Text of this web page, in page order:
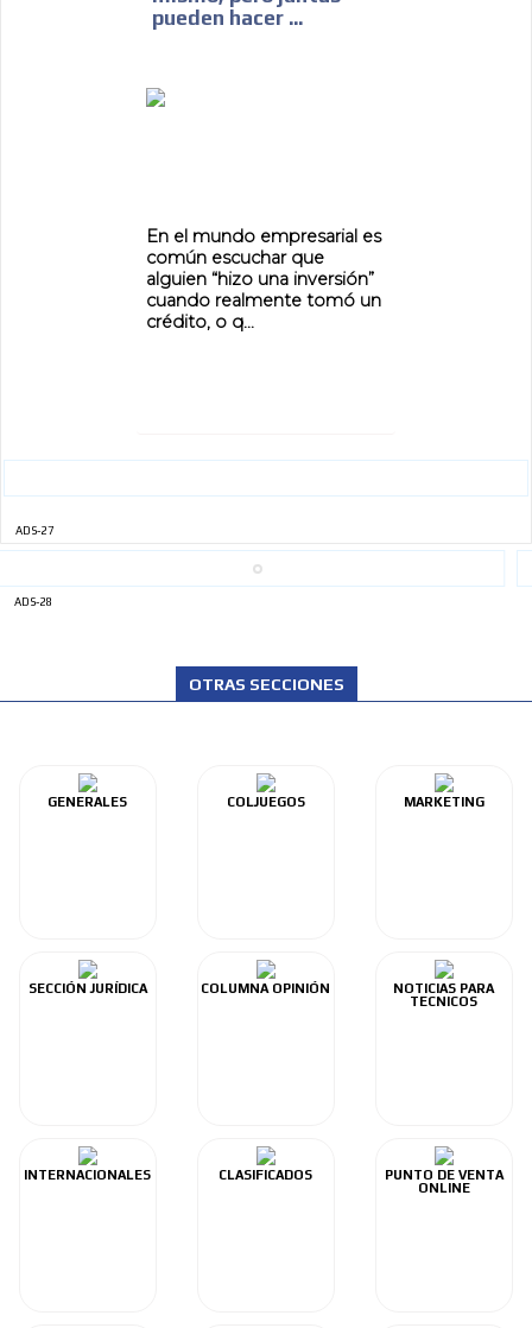
pueden hacer ...
En el mundo empresarial es
común escuchar que
alguien “hizo una inversión”
cuando realmente tomó un
crédito, o q...
ADS-27
ADS-28
OTRAS SECCIONES
GENERALES COLJUEGOS MARKETING
SECCIÓN JURÍDICA COLUMNA OPINIÓN
NOTICIAS PARA
TECNICOS
INTERNACIONALES CLASIFICADOS
PUNTO DE VENTA
ONLINE